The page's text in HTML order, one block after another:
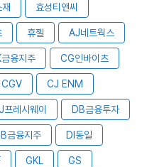
효성티앤씨
휴젤 AJ네트웍스
융지주 CG인바이츠
CJ ENM
프레시웨이 DB금융투자
금융지주 DI동일
GKL GS